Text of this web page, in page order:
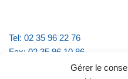
Gérer le
Tel: 02 35 96 22 76
Fax: 02 35 96 10 86
Email :